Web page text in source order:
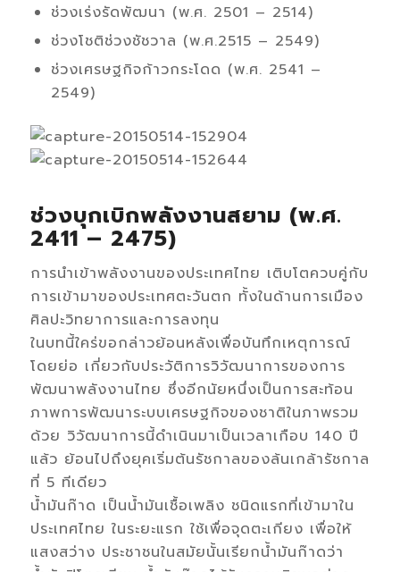
ช่วงเร่งรัดพัฒนา (พ.ศ. 2501 – 2514)
ช่วงโชติช่วงชัชวาล (พ.ศ.2515 – 2549)
ช่วงเศรษฐกิจก้าวกระโดด (พ.ศ. 2541 –
2549)
ช่วงบุกเบิกพลังงานสยาม (พ.ศ.
2411 – 2475)
การนำเข้าพลังงานของประเทศไทย เติบโตควบคู่กับ
การเข้ามาของประเทศตะวันตก ทั้งในด้านการเมือง
ศิลปะวิทยาการและการลงทุน
ในบทนี้ใคร่ขอกล่าวย้อนหลังเพื่อบันทึกเหตุการณ์
โดยย่อ เกี่ยวกับประวัติการวิวัฒนาการของการ
พัฒนาพลังงานไทย ซึ่งอีกนัยหนึ่งเป็นการสะท้อน
ภาพการพัฒนาระบบเศรษฐกิจของชาติในภาพรวม
ด้วย วิวัฒนาการนี้ดำเนินมาเป็นเวลาเกือบ 140 ปี
แล้ว ย้อนไปถึงยุคเริ่มต้นรัชกาลของล้นเกล้ารัชกาล
ที่ 5 ทีเดียว
น้ำมันก๊าด เป็นน้ำมันเชื้อเพลิง ชนิดแรกที่เข้ามาใน
ประเทศไทย ในระยะแรก ใช้เพื่อจุดตะเกียง เพื่อให้
แสงสว่าง ประชาชนในสมัยนั้นเรียกน้ำมันก๊าดว่า